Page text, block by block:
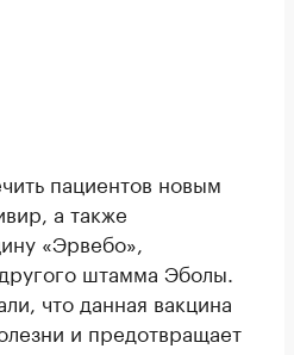
пациентов новым
а также
«Эрвебо»,
штамма Эболы.
что данная вакцина
и предотвращает